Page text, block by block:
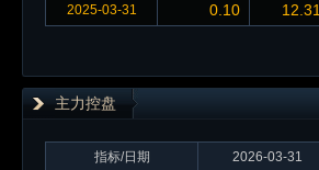
2025-03-31 0.10 12.31
主力控盘
指标/日期 2026-03-31